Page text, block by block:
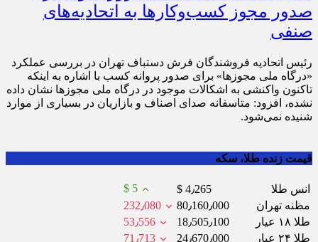
نشان داده نشده است/ ضرورت واگذاری
صدور مجوز کسب‌وکارها به‌ اتحادیه‌های
صنفی
رئیس اتحادیه فروشندگان فرش دستباف تهران در بررسی عملکرد
«درگاه ملی مجوزها» برای صدور پروانه کسب با اشاره به اینکه
تاکنون واکنشی به اشکالات موجود در درگاه ملی مجوزها نشان داده
نشده، افزود: متاسفانه صدای اصناف و بازاریان در بسیاری از موارد
انس طلا $ 4٫265
$ 5
مظنه تهران
80٫160٫000
232٫080
طلا ۱۸ عیار
18٫505٫100
53٫556